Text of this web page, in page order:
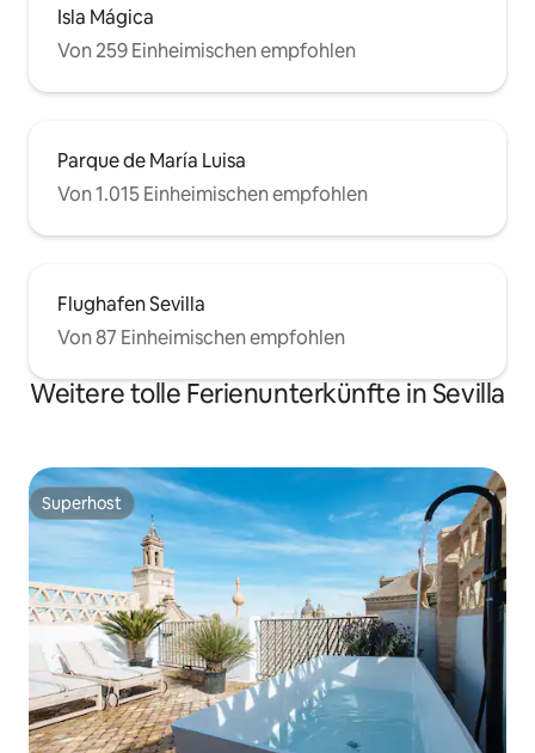
Isla Mágica
Von 259 Einheimischen empfohlen
Parque de María Luisa
Von 1.015 Einheimischen empfohlen
Flughafen Sevilla
Von 87 Einheimischen empfohlen
Weitere tolle Ferienunterkünfte in Sevilla
Superhost
Superhost